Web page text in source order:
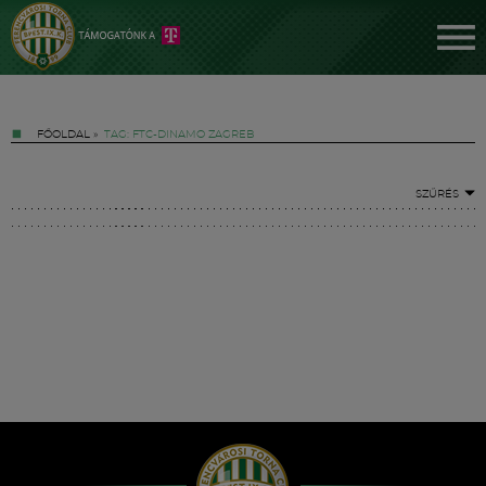
FŐOLDAL » TAG: FTC-DINAMO ZAGREB
SZŰRÉS
Hírek